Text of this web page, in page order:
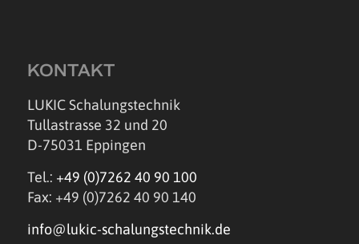
KONTAKT
LUKIC Schalungstechnik
Tullastrasse 32 und 20
D-75031 Eppingen
Tel.: +49 (0)7262 40 90 100
Fax: +49 (0)7262 40 90 140
info@lukic-schalungstechnik.de